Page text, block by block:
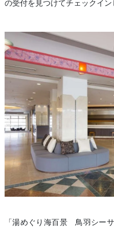
の受付を見つけてチェックイン
「湯めぐり海百景 鳥羽シー